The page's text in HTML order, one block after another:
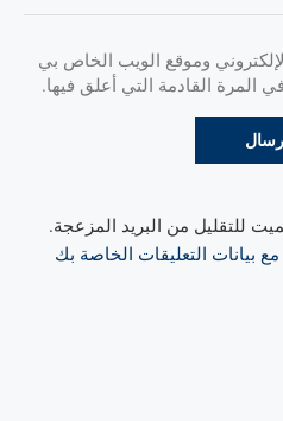
وموقع الويب الخاص بي
المرة القادمة التي أعلق فيها.
للتقليل من البريد المزعجة.
بيانات التعليقات الخاصة بك